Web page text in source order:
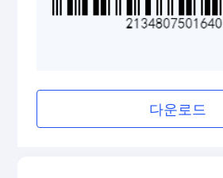
다운로드